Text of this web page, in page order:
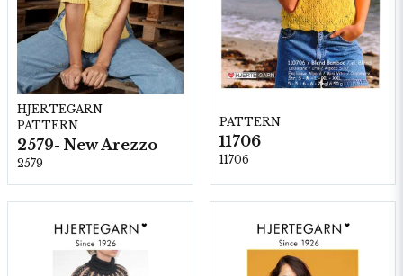
HJERTEGARN
PATTERN
2579- New Arezzo
2579
PATTERN
11706
11706